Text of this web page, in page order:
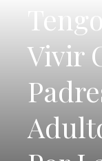
Vivir